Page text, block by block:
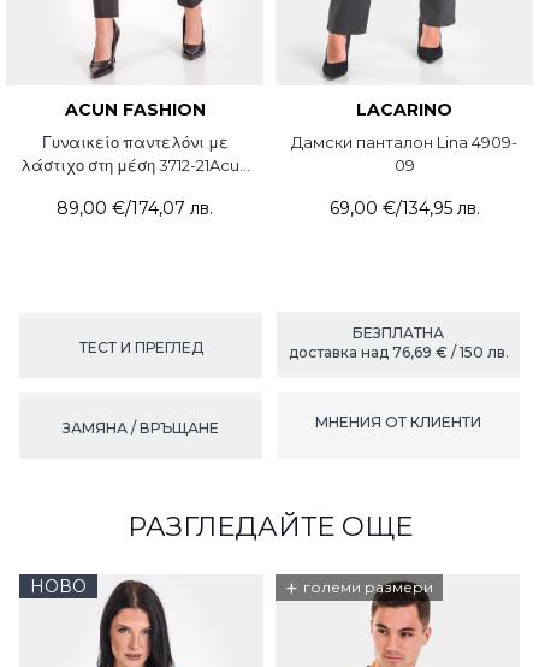
ACUN FASHION
Γυναικείο παντελόνι με
λάστιχο στη μέση 3712-21Acun
89,00 €/174,07 лв.
LACARINO
Дамски панталон Lina 4909-
09
69,00 €/134,95 лв.
ТЕСТ И ПРЕГЛЕД
БЕЗПЛАТНА
доставка над 76,69 € / 150 лв.
ЗАМЯНА / ВРЪЩАНЕ МНЕНИЯ ОТ КЛИЕНТИ
РАЗГЛЕДАЙТЕ ОЩЕ
НОВО + големи размери